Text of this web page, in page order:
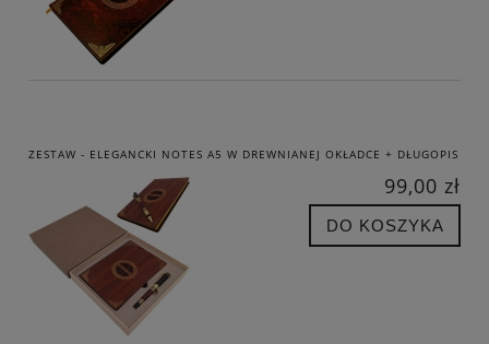
ZESTAW - ELEGANCKI NOTES A5 W DREWNIANEJ OKŁADCE + DŁUGOPIS
99,00 zł
DO KOSZYKA